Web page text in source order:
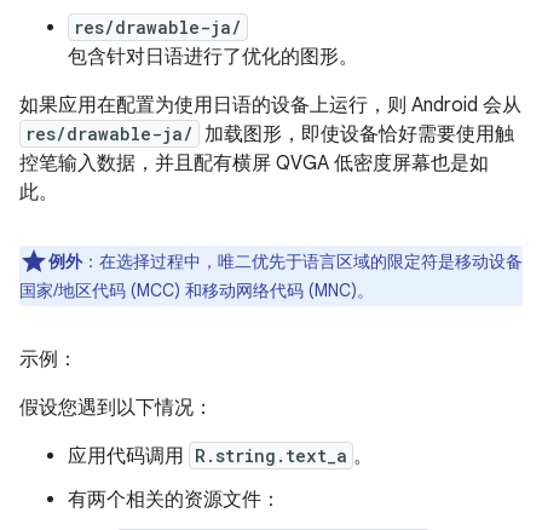
res/drawable-ja/
包含针对日语进行了优化的图形。
如果应用在配置为使用日语的设备上运行，则 Android 会从
res/drawable-ja/ 加载图形，即使设备恰好需要使用触
控笔输入数据，并且配有横屏 QVGA 低密度屏幕也是如
此。
例外：在选择过程中，唯二优先于语言区域的限定符是移动设备
国家/地区代码 (MCC) 和移动网络代码 (MNC)。
示例：
假设您遇到以下情况：
应用代码调用 R.string.text_a 。
有两个相关的资源文件：